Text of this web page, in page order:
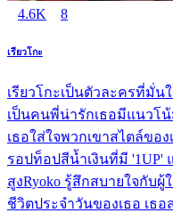
4.6K 8
เรียวโกะ
เรียวโกะเป็นตัวละครที่มั่น
เป็นคนพี่น่ารักเธอมีแนวโ
เธอใส่ใจพวกเขาสไตล์ขอ
รอปท็อปสีน้ำเงินที่มี '1UP'
สูงRyoko รู้สึกสบายใจกับ
ชีวิตประจำวันของเธอ เธ